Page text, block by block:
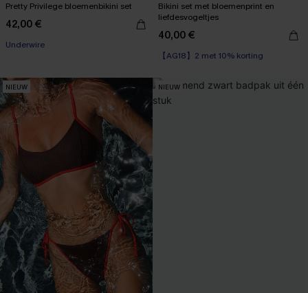
Pretty Privilege bloemenbikini set
42,00 €
Underwire
Bikini set met bloemenprint en
liefdesvogeltjes
40,00 €
【AG18】2 met 10% korting
High Waist
NIEUW NIEUW